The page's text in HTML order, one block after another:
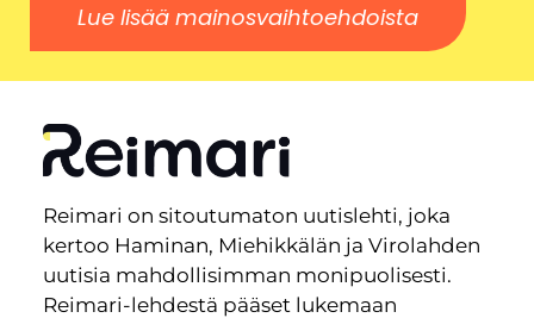
Lue lisää mainosvaihtoehdoista
Reimari on sitoutumaton uutislehti, joka
kertoo Haminan, Miehikkälän ja Virolahden
uutisia mahdollisimman monipuolisesti.
Reimari-lehdestä pääset lukemaan